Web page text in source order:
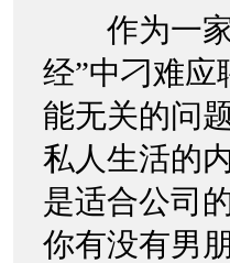
作为一家
经”中刁难应
能无关的问
私人生活的
是适合公司
你有没有男